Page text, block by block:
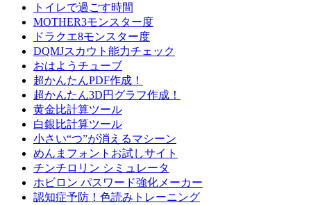
トイレで過ごす時間
MOTHER3モンスター度
ドラクエ8モンスター度
DQMJスカウト能力チェック
おはようチューブ
超かんたんPDF作成！
超かんたん3D円グラフ作成！
黄金比計算ツール
白銀比計算ツール
小さい“つ”が消えるマシーン
めんまフォントお試しサイト
チンチロリン シミュレータ
ホビロン パスワード強化メーカー
認知症予防！色読みトレーニング